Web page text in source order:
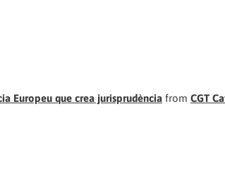
Europeu que crea jurisprudència from CGT